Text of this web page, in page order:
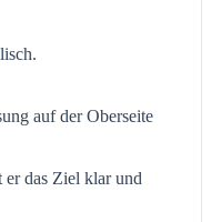
auf der Oberseite
das Ziel klar und